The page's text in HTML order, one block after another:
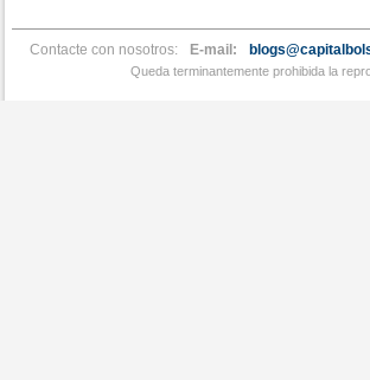
Contacte con nosotros: E-mail:
Queda terminantemente prohibida la